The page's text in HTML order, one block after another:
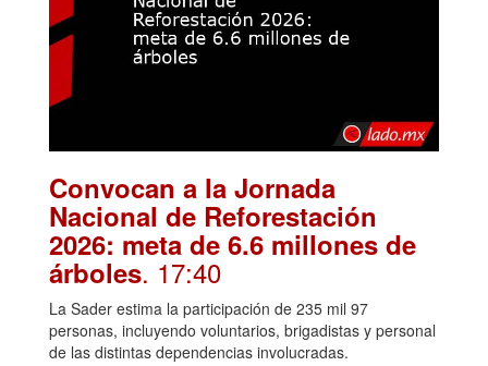
Convocan a la Jornada
Nacional de Reforestación
2026: meta de 6.6 millones de
árboles. 17:40
La Sader estima la participación de 235 mil 97
personas, incluyendo voluntarios, brigadistas y personal
de las distintas dependencias involucradas.